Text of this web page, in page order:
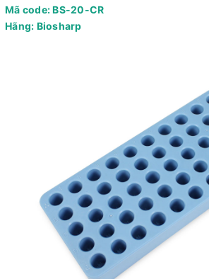
Mã code: BS-20-CR
Hãng: Biosharp